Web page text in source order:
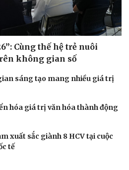
Đời sống
Blog
Tình yêu - Gia đình
Cùng thế hệ trẻ nuôi
không gian số
sáng tạo mang nhiều giá trị
hóa giá trị văn hóa thành động
xuất sắc giành 8 HCV tại cuộc
tế